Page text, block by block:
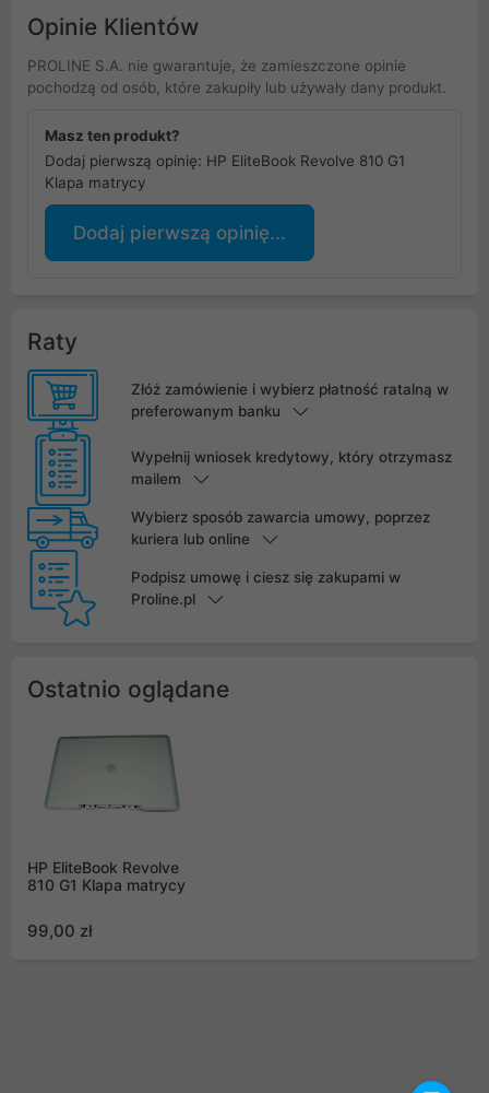
Opinie Klientów
PROLINE S.A. nie gwarantuje, że zamieszczone opinie
pochodzą od osób, które zakupiły lub używały dany produkt.
Masz ten produkt?
Dodaj pierwszą opinię: HP EliteBook Revolve 810 G1
Klapa matrycy
Dodaj pierwszą opinię...
Raty
Złóż zamówienie i wybierz płatność ratalną w
preferowanym banku
Wypełnij wniosek kredytowy, który otrzymasz
mailem
Wybierz sposób zawarcia umowy, poprzez
kuriera lub online
Podpisz umowę i ciesz się zakupami w
Proline.pl
Ostatnio oglądane
HP EliteBook Revolve
810 G1 Klapa matrycy
99,00 zł